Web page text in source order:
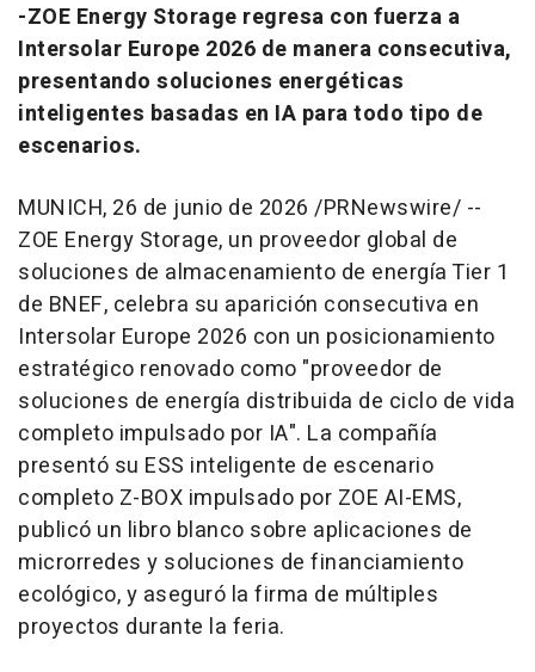
-ZOE Energy Storage regresa con fuerza a
Intersolar Europe 2026 de manera consecutiva,
presentando soluciones energéticas
inteligentes basadas en IA para todo tipo de
escenarios.
MUNICH, 26 de junio de 2026 /PRNewswire/ --
ZOE Energy Storage, un proveedor global de
soluciones de almacenamiento de energía Tier 1
de BNEF, celebra su aparición consecutiva en
Intersolar Europe 2026 con un posicionamiento
estratégico renovado como "proveedor de
soluciones de energía distribuida de ciclo de vida
completo impulsado por IA". La compañía
presentó su ESS inteligente de escenario
completo Z-BOX impulsado por ZOE AI-EMS,
publicó un libro blanco sobre aplicaciones de
microrredes y soluciones de financiamiento
ecológico, y aseguró la firma de múltiples
proyectos durante la feria.